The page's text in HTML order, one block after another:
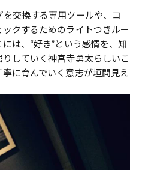
交換する専用ツールや、コ
クするためのライトつきルー
は、“好き”という感情を、知
していく神宮寺勇太らしいこ
に育んでいく意志が垣間見え